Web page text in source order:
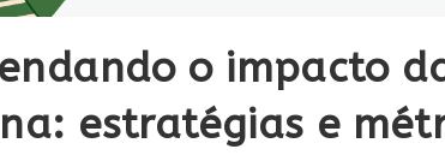
o impacto
estratégias e